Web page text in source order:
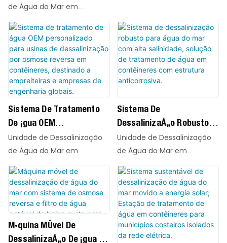
eficiência água do mar ou
água com alta salinidade
em água doce de alta
pureza, em conformidade
com os padrões
potável. Tecnologia SWRO
avançada para produção
confiável de água doce.
Emergencial De Água,
Unidade De Tratamento
De Água Potável Em
Contêineres Para
Acampamento Em
Plataforma Petrolífera
Offshore
de Água do Mar em
Contêineres QILEE, com
tecnologia SWRO avançada
e elementos de membrana
AVANGARD AG-SWRO-
8040HR de alto
desempenho, em unidades
compactas e de rápida
implantação. Projetados
para municípios costeiros,
ilhas remotas, plantas
industriais e abastecimento
de água emergencial, esses
sistemas convertem com
eficiência água do mar ou
água com alta salinidade
em água doce de alta
pureza, em conformidade
e elementos de membrana
AVANGARD AG-SWRO-
8040HR de alto
desempenho, em unidades
compactas e de rápida
implantação. Projetados
para municípios costeiros,
ilhas remotas, plantas
industriais e abastecimento
de água emergencial, esses
sistemas convertem com
eficiência água do mar ou
água com alta salinidade
em água doce de alta
pureza, em conformidade
com os padrões
internacionais de água
Sistema De Tratamento
De Água OEM
Personalizado Para
Usinas De Dessalinização
Por Osmose Reversa Em
Contêineres, Destinado A
Empreiteiras E Empresas
De Engenharia Globais.
Unidade de Dessalinização
de Água do Mar em
Contêineres QILEE, com
tecnologia SWRO avançada
e elementos de membrana
AVANGARD AG-SWRO-
8040HR de alto
desempenho, em unidades
Sistema De
Dessalinização Robusto
Para Água Do Mar Com
Alta Salinidade, Solução
De Tratamento De Água
Em Contêineres Com
Estrutura Anticorrosiva.
Unidade de Dessalinização
de Água do Mar em
Contêineres QILEE, com
tecnologia SWRO avançada
e elementos de membrana
AVANGARD AG-SWRO-
8040HR de alto
desempenho, em unidades
Máquina Móvel De
Dessalinização De Água Do